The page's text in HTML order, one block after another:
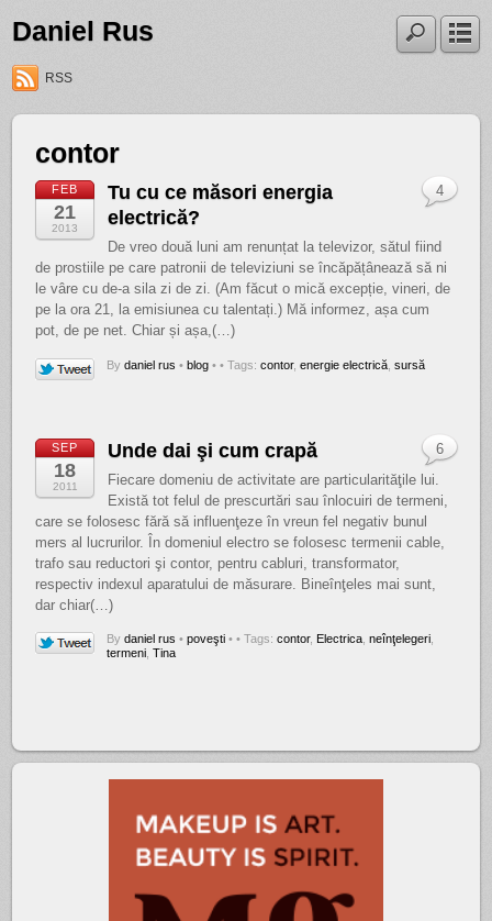
Daniel Rus
RSS
contor
FEB
21
2013
Tu cu ce măsori energia
electrică?
De vreo două luni am renunțat la televizor, sătul fiind
de prostiile pe care patronii de televiziuni se încăpățânează să ni
le vâre cu de-a sila zi de zi. (Am făcut o mică excepție, vineri, de
pe la ora 21, la emisiunea cu talentați.) Mă informez, așa cum
pot, de pe net. Chiar și așa,(…)
Bydaniel rus • blog •
4
• Tags:contor,energie electrică ,sursă
SEP
18
2011
Unde dai şi cum crapă
Fiecare domeniu de activitate are particularităţile lui.
Există tot felul de prescurtări sau înlocuiri de termeni,
care se folosesc fără să influenţeze în vreun fel negativ bunul
mers al lucrurilor. În domeniul electro se folosesc termenii cable,
trafo sau reductori şi contor, pentru cabluri, transformator,
respectiv indexul aparatului de măsurare. Bineînţeles mai sunt,
dar chiar(…)
Bydaniel rus • poveşti •
6
• Tags:contor, Electrica ,neînţelegeri
termeni ,Tina